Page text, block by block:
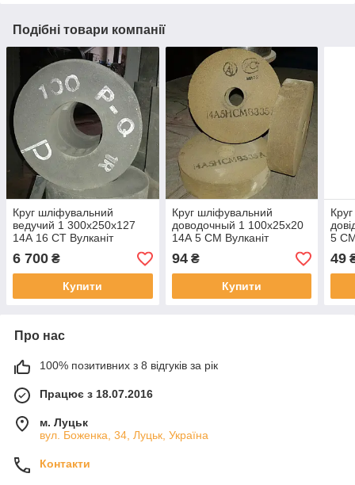
Подібні товари компанії
Круг шліфувальний
ведучий 1 300х250х127
14А 16 СТ Вулканіт
6 700 ₴
Купити
Круг шліфувальний
доводочный 1 100х25х20
14А 5 СМ Вулканіт
94₴
Купити
5 СМ
49
Про нас
100% позитивних з 8 відгуків за рік
Працює з 18.07.2016
м. Луцьк
вул. Боженка, 34, Луцьк, Україна
Контакти